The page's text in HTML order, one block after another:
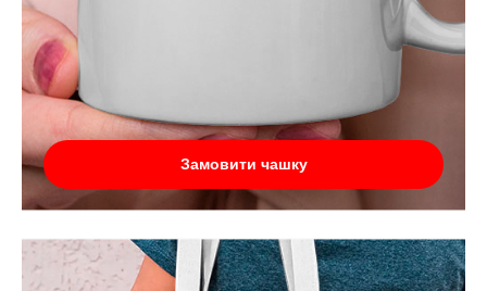
Замовити чашку